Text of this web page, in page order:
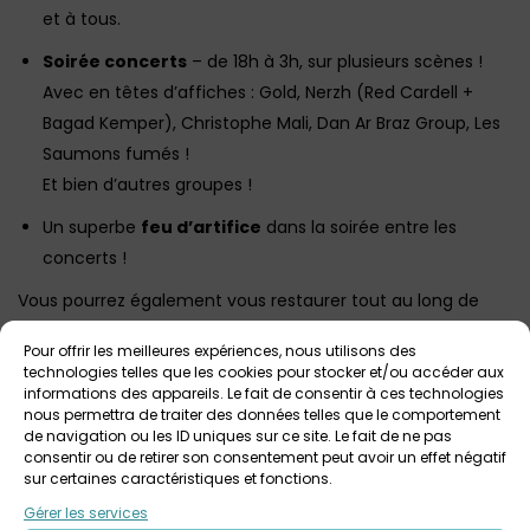
Pour offrir les meilleures expériences, nous utilisons des
technologies telles que les cookies pour stocker et/ou accéder aux
informations des appareils. Le fait de consentir à ces technologies
nous permettra de traiter des données telles que le comportement
de navigation ou les ID uniques sur ce site. Le fait de ne pas
consentir ou de retirer son consentement peut avoir un effet négatif
sur certaines caractéristiques et fonctions.
Gérer les services
et à tous.
Soirée concerts – de 18h à 3h, sur plusieurs scènes !
Avec en têtes d’affiches : Gold, Nerzh (Red Cardell +
Bagad Kemper), Christophe Mali, Dan Ar Braz Group, Les
Saumons fumés !
Et bien d’autres groupes !
Un superbe feu d’artifice dans la soirée entre les
concerts !
Vous pourrez également vous restaurer tout au long de
producteurs locaux.
⇒Plus d’infos sur l’événement
⇒Billetterie en ligne
Tarif : 16€ adultes / gratuit moins de 10 ans